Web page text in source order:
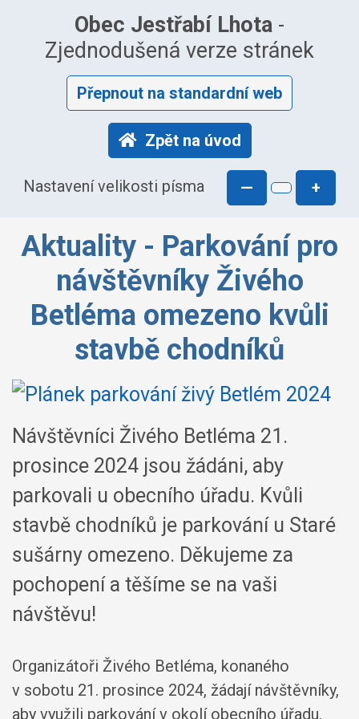
Obec Jestřabí Lhota -
Zjednodušená verze stránek
Přepnout na standardní web
Zpět na úvod
Nastavení velikosti písma — +
Aktuality - Parkování pro
návštěvníky Živého
Betléma omezeno kvůli
stavbě chodníků
Návštěvníci Živého Betléma 21.
prosince 2024 jsou žádáni, aby
parkovali u obecního úřadu. Kvůli
stavbě chodníků je parkování u Staré
sušárny omezeno. Děkujeme za
pochopení a těšíme se na vaši
návštěvu!
Organizátoři Živého Betléma, konaného
v sobotu 21. prosince 2024, žádají návštěvníky,
aby využili parkování v okolí obecního úřadu.